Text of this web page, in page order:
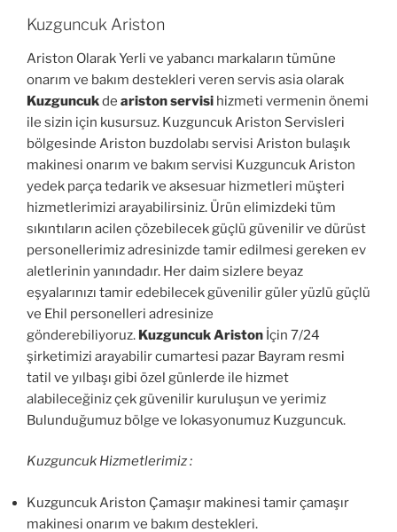
Kuzguncuk Ariston
Ariston Olarak Yerli ve yabancı markaların tümüne
onarım ve bakım destekleri veren servis asia olarak
Kuzguncukde ariston servisi hizmeti vermenin önemi
ile sizin için kusursuz. Kuzguncuk Ariston Servisleri
bölgesinde Ariston buzdolabı servisi Ariston bulaşık
makinesi onarım ve bakım servisi Kuzguncuk Ariston
yedek parça tedarik ve aksesuar hizmetleri müşteri
hizmetlerimizi arayabilirsiniz. Ürün elimizdeki tüm
sıkıntıların acilen çözebilecek güçlü güvenilir ve dürüst
personellerimiz adresinizde tamir edilmesi gereken ev
aletlerinin yanındadır. Her daim sizlere beyaz
eşyalarınızı tamir edebilecek güvenilir güler yüzlü güçlü
ve Ehil personelleri adresinize
gönderebiliyoruz. Kuzguncuk Ariston İçin 7/24
şirketimizi arayabilir cumartesi pazar Bayram resmi
tatil ve yılbaşı gibi özel günlerde ile hizmet
alabileceğiniz çek güvenilir kuruluşun ve yerimiz
Bulunduğumuz bölge ve lokasyonumuz Kuzguncuk.
Kuzguncuk Hizmetlerimiz :
Kuzguncuk Ariston Çamaşır makinesi tamir çamaşır
makinesi onarım ve bakım destekleri.